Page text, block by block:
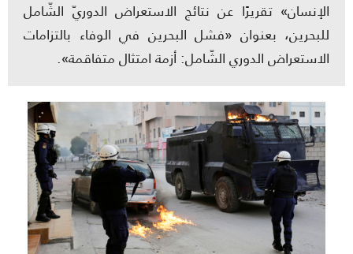
الإنسان» تقريرًا عن نتائج الاستعراض الدوريّ الشّامل
للبحرين، بعنوان «فشل البحرين في الوفاء بالتزامات
الاستعراض الدوري الشّامل: أزمة امتثال متفاقمة».